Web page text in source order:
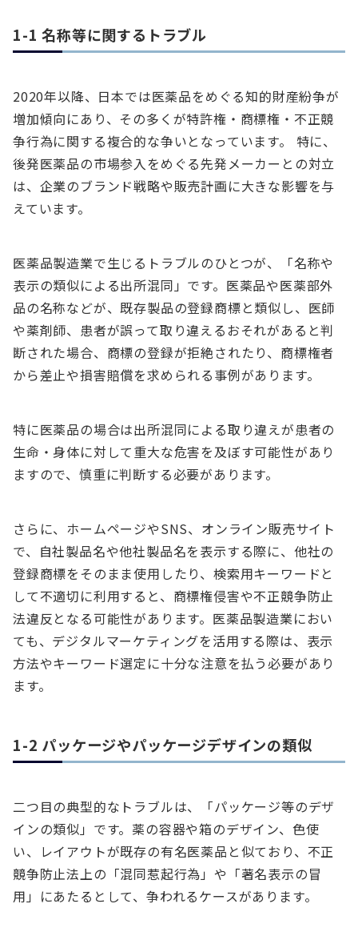
1-1 名称等に関するトラブル
2020年以降、日本では医薬品をめぐる知的財産紛争が
増加傾向にあり、その多くが特許権・商標権・不正競
争行為に関する複合的な争いとなっています。 特に、
後発医薬品の市場参入をめぐる先発メーカーとの対立
は、企業のブランド戦略や販売計画に大きな影響を与
えています。
医薬品製造業で生じるトラブルのひとつが、「名称や
表示の類似による出所混同」です。医薬品や医薬部外
品の名称などが、既存製品の登録商標と類似し、医師
や薬剤師、患者が誤って取り違えるおそれがあると判
断された場合、商標の登録が拒絶されたり、商標権者
から差止や損害賠償を求められる事例があります。
特に医薬品の場合は出所混同による取り違えが患者の
生命・身体に対して重大な危害を及ぼす可能性があり
ますので、慎重に判断する必要があります。
さらに、ホームページやSNS、オンライン販売サイト
で、自社製品名や他社製品名を表示する際に、他社の
登録商標をそのまま使用したり、検索用キーワードと
して不適切に利用すると、商標権侵害や不正競争防止
法違反となる可能性があります。医薬品製造業におい
ても、デジタルマーケティングを活用する際は、表示
方法やキーワード選定に十分な注意を払う必要があり
ます。
1-2 パッケージやパッケージデザインの類似
二つ目の典型的なトラブルは、「パッケージ等のデザ
インの類似」です。薬の容器や箱のデザイン、色使
い、レイアウトが既存の有名医薬品と似ており、不正
競争防止法上の「混同惹起行為」や「著名表示の冒
用」にあたるとして、争われるケースがあります。